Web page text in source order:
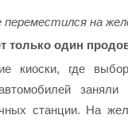
на
только один
киоски, где выбор
станции. На